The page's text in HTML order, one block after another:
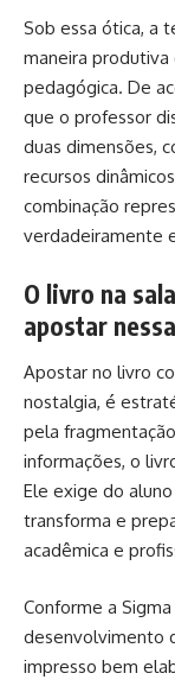
Sob essa ótica, a
maneira
pedagógica. De
que o professor
duas dimensões,
recursos
combinação
verdadeiramente
O livro na
apostar
Apostar no livro
nostalgia, é
pela
informações, o
Ele exige do
transforma e
acadêmica e
Conforme a
desenvolvimento
impresso bem